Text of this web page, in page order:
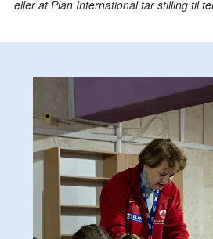
eller at Plan International tar stilling til